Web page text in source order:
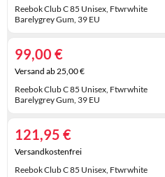
HOCHZEITSSCHUHE
LAUFSCHUHE
OUTDOOR-SCHUHE
SANDALEN
SPORTTASCHEN
TASCHEN-ZUBEHÖR
Reebok Club C 85 Unisex, Ftwrwhite
Barelygrey Gum, 39 EU
Reebok Club C 85 Unisex, Ftwrwhite
Barelygrey Gum, 39 EU
99,00 €
Versand ab 25,00 €
Reebok Club C 85 Unisex, Ftwrwhite
121,95 €
Versandkostenfrei